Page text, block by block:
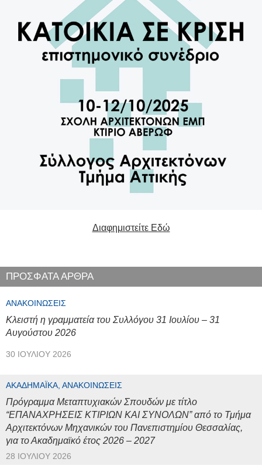
Διαφημιστείτε Εδώ
ΠΡΟΣΦΑΤΑ ΑΡΘΡΑ
ΑΝΑΚΟΙΝΏΣΕΙΣ
Κλειστή η γραμματεία του Συλλόγου 31 Ιουλίου – 31
Αυγούστου 2026
30 ΙΟΥΛΊΟΥ 2026
ΑΚΑΔΗΜΑΪΚΆ, ΑΝΑΚΟΙΝΏΣΕΙΣ
Πρόγραμμα Μεταπτυχιακών Σπουδών με τίτλο
“ΕΠΑΝΑΧΡΗΣΕΙΣ ΚΤΙΡΙΩΝ ΚΑΙ ΣΥΝΟΛΩΝ” από το Τμήμα
Αρχιτεκτόνων Μηχανικών του Πανεπιστημίου Θεσσαλίας,
για το Ακαδημαϊκό έτος 2026 – 2027
28 ΙΟΥΛΊΟΥ 2026